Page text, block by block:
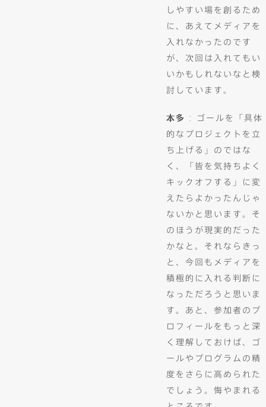
しやすい場を創るため
に、あえてメディアを
入れなかったのです
が、次回は入れてもい
いかもしれないなと検
討しています。
本多 : ゴールを「具体
的なプロジェクトを立
ち上げる」のではな
く、「皆を気持ちよく
キックオフする」に変
えたらよかったんじゃ
ないかと思います。そ
のほうが現実的だった
かなと。それならきっ
と、今回もメディアを
積極的に入れる判断に
なっただろうと思いま
す。あと、参加者のプ
ロフィールをもっと深
く理解しておけば、ゴ
ールやプログラムの精
度をさらに高められた
でしょう。悔やまれる